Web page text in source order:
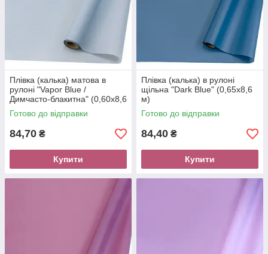
Плівка (калька) матова в
рулоні "Vapor Blue /
Димчасто-блакитна" (0,60х8,6
м)
Готово до відправки
84,70 ₴
Купити
Плівка (калька) в рулоні
щільна "Dark Blue" (0,65х8,6
м)
Готово до відправки
84,40 ₴
Купити